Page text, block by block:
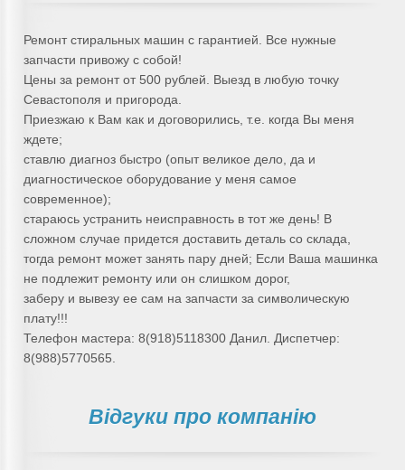
Ремонт стиральных машин с гарантией. Все нужные
запчасти привожу с собой!
Цены за ремонт от 500 рублей. Выезд в любую точку
Севастополя и пригорода.
Приезжаю к Вам как и договорились, т.е. когда Вы меня
ждете;
ставлю диагноз быстро (опыт великое дело, да и
диагностическое оборудование у меня самое
современное);
стараюсь устранить неисправность в тот же день! В
сложном случае придется доставить деталь со склада,
тогда ремонт может занять пару дней; Если Ваша машинка
не подлежит ремонту или он слишком дорог,
заберу и вывезу ее сам на запчасти за символическую
плату!!!
Телефон мастера: 8(918)5118300 Данил. Диспетчер:
8(988)5770565.
Відгуки про компанію